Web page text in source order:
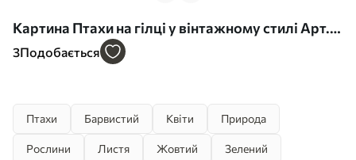
Картина Птахи на гілці у вінтажному стилі Арт.
s42035
3Подобається
Птахи Барвистий Квіти Природа
Рослини Листя Жовтий Зелений